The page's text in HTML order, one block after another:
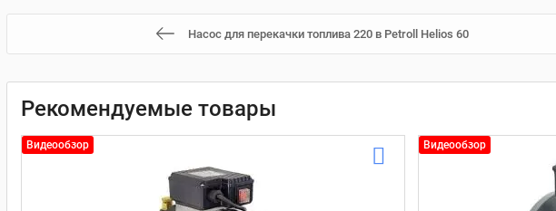
Насос для перекачки топлива 220 в Petroll Helios 60
Рекомендуемые товары
Видеообзор Видеообзор